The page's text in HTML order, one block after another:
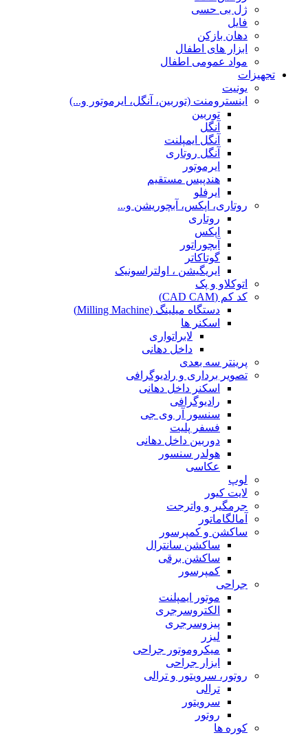
ژل بی حسی
فایل
دهان بازکن
ابزار های اطفال
مواد عمومی اطفال
تجهیزات
یونیت
اینسترومنت (توربین، آنگل، ایرموتور و...)
توربین
آنگل
آنگل ایمپلنت
آنگل روتاری
ایرموتور
هندپیس مستقیم
ایرفلو
روتاری، اپکس، آبچوریشن و...
روتاری
اپکس
آبچوراتور
گوتاکاتر
ایریگیشن ، اولتراسونیک
اتوکلاو و پک
کد کم (CAD CAM)
دستگاه میلینگ (Milling Machine)
اسکنر ها
لابراتواری
داخل دهانی
پرینتر سه بعدی
تصویر برداری و رادیوگرافی
اسکنر داخل دهانی
رادیوگرافی
سنسور آر وی جی
فسفر پلیت
دوربین داخل دهانی
هولدر سنسور
عکاسی
لوپ
لایت کیور
جرمگیر و واترجت
آمالگاماتور
ساکشن و کمپرسور
ساکشن سانترال
ساکشن برقی
کمپرسور
جراحی
موتور ایمپلنت
الکتروسرجری
پیزوسرجری
لیزر
میکروموتور جراحی
ابزار جراحی
روتور، سرویتور و ترالی
ترالی
سرویتور
روتور
کوره ها